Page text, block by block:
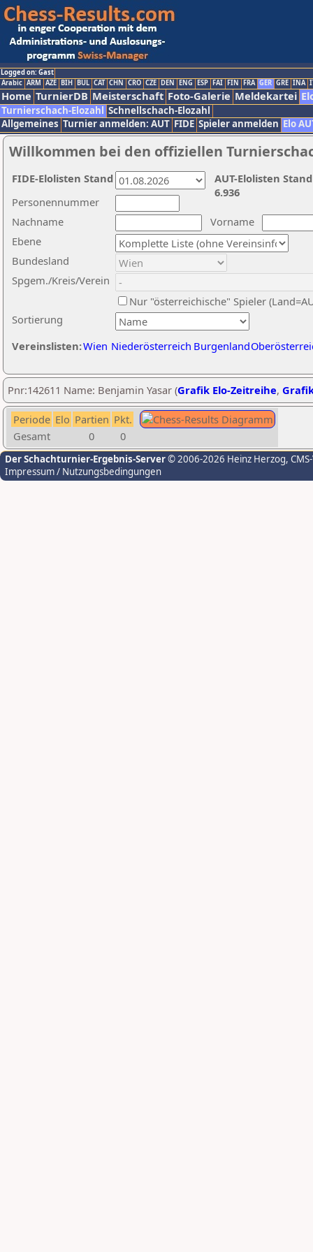
Logged on: Gast
Arabic ARM AZE BIH BUL CAT CHN CRO CZE DEN ENG ESP FAI FIN FRA GER GRE INA
Home TurnierDB Meisterschaft Foto-Galerie Meldekartei
Turnierschach-Elozahl Schnellschach-Elozahl
Allgemeines Turnier anmelden: AUT FIDE Spieler anmelden Elo
Willkommen bei den offiziellen
Nachname
Vorname
Ebene
Sortierung
Personennummer
Bundesland
Spgem./Kreis/Verein
Nur "österreichische" Spieler
Vereinslisten:Wien Niederösterreich Burgenland
AUT-Elolisten
6.936
FIDE-Elolisten Stand
Pnr:142611 Name: Benjamin Yasar (Grafik Elo-Zeitreihe,
Periode Elo Partien Pkt.
Gesamt
0 0
Der Schachturnier-Ergebnis-Server© 2006-2026 Heinz Herzog,
Impressum / Nutzungsbedingungen